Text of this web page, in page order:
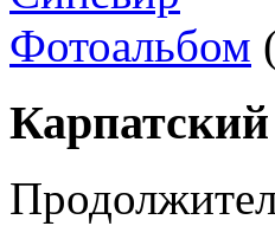
Фотоальбом